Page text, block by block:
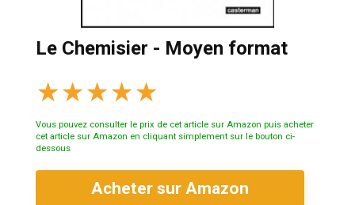
Le Chemisier - Moyen format
★★★★★
Vous pouvez consulter le prix de cet article sur Amazon puis acheter
cet article sur Amazon en cliquant simplement sur le bouton ci-
dessous
Acheter sur Amazon